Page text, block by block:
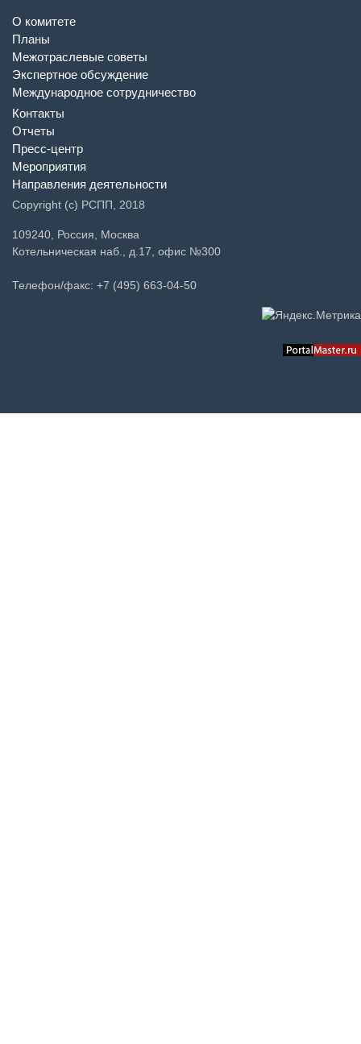
О комитете
Планы
Межотраслевые советы
Экспертное обсуждение
Международное сотрудничество
Контакты
Отчеты
Пресс-центр
Мероприятия
Направления деятельности
Copyright (c) РСПП, 2018
109240, Россия, Москва
Котельническая наб., д.17, офис №300
Телефон/факс: +7 (495) 663-04-50